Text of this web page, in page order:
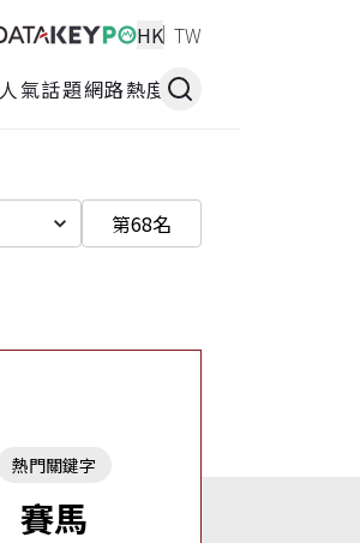
HK TW
人氣話題網路熱度
第68名
熱門關鍵字
賽馬